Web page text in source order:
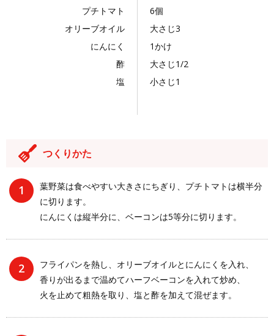
プチトマト
6個
オリーブオイル
大さじ3
にんにく
1かけ
酢
大さじ1/2
塩
小さじ1
つくりかた
葉野菜は食べやすい大きさにちぎり、プチトマトは横半分
に切ります。
にんにくは縦半分に、ベーコンは5等分に切ります。
フライパンを熱し、オリーブオイルとにんにくを入れ、
香りが出るまで温めてハーフベーコンを入れて炒め、
火を止めて粗熱を取り、塩と酢を加えて混ぜます。